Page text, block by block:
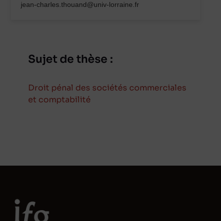
jean-charles.thouand@univ-lorraine.fr
Sujet de thèse :
Droit pénal des sociétés commerciales
et comptabilité